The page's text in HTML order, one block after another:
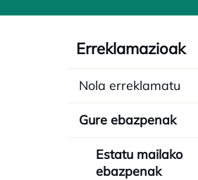
Erreklamazioak
Nola erreklamatu
Gure ebazpenak
Estatu mailako
ebazpenak